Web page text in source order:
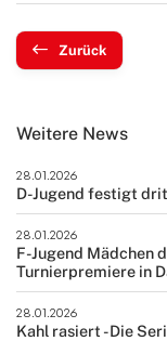
Zurück
Weitere News
28.01.2026
D-Jugend festigt
28.01.2026
F-Jugend Mädchen
Turnierpremiere in
28.01.2026
Kahl rasiert - Die